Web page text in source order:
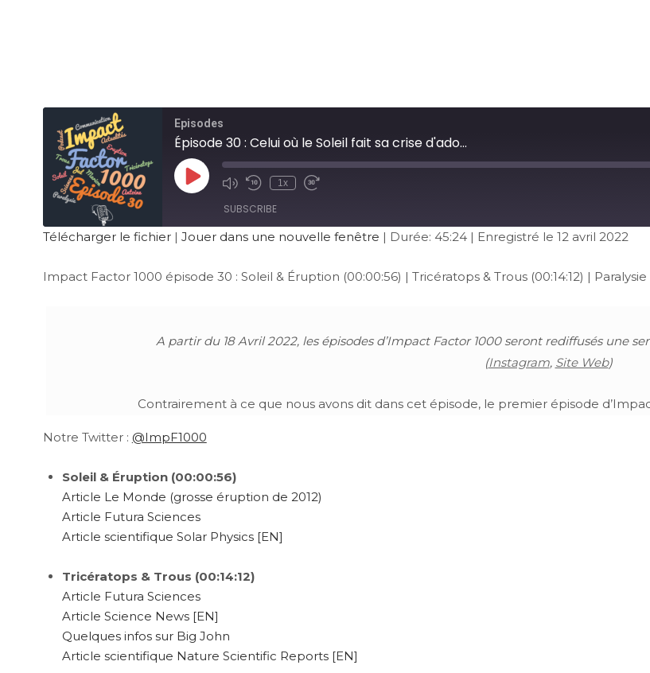
Episodes
Épisode 30 : Celui où le Soleil fait sa crise d'ado...
1x
SUBSCRIBE
RSS FEED
Télécharger le fichier| Jouer dans une nouvelle fenêtre | Durée: 45:24| Enregistré le 12 avril 2022
Impact Factor 1000 épisode 30 : Soleil & Éruption (00:00:56) | Tricératops & Trous (00:14:12) |
A partir du 18 Avril 2022, les épisodes d’Impact Factor 1000 seront rediffusés une
(Instagram, Site Web)
Contrairement à ce que nous avons dit dans cet épisode, le premier épisode
Notre Twitter : @ImpF1000
Soleil & Éruption (00:00:56)
Article Le Monde (grosse éruption de 2012)
Article Futura Sciences
Article scientifique Solar Physics [EN]
Tricératops & Trous (00:14:12)
Article Futura Sciences
Article Science News [EN]
Quelques infos sur Big John
Article scientifique Nature Scientific Reports [EN]